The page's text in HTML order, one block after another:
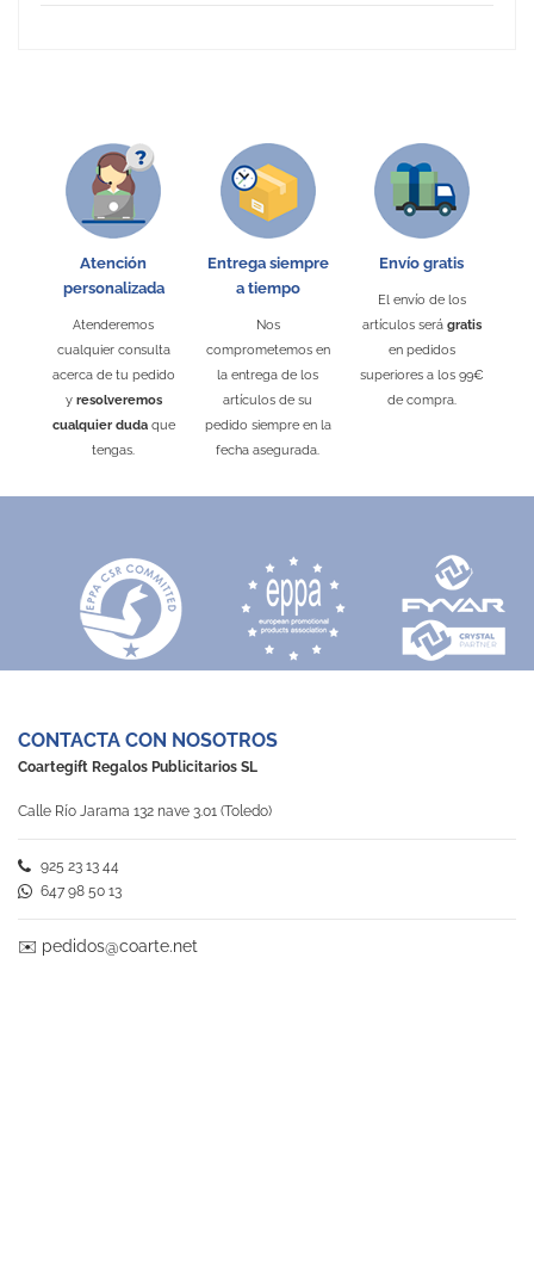
Atención
personalizada
Atenderemos
cualquier consulta
acerca de tu pedido
y resolveremos
cualquier dudaque
tengas.
Entrega siempre
a tiempo
Nos
comprometemos en
la entrega de los
artículos de su
pedido siempre en la
fecha asegurada.
Envío gratis
El envío de los
artículos será gratis
en pedidos
superiores a los 99€
de compra.
CONTACTA CON NOSOTROS
Coartegift Regalos Publicitarios SL
Calle Río Jarama 132 nave 3.01 (Toledo)
925 23 13 44
647 98 50 13
✉️ pedidos@coarte.net